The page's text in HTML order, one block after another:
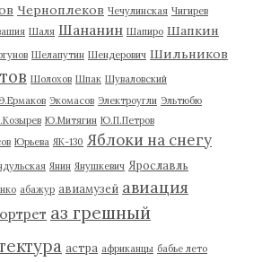
Черноплеков Чечулинская Чигирев
Шаля Шананин Шапиро Шапкин
Шелапутин Шендерович Шильников
Шолохов Шпак Шуваловский
Экомасов Электроугли Эльтюбю
Ю.Митягин Ю.П.Петров
Юрьева ЯК-130 Яблоки на снегу
Янин Янушкевич Ярославль
абажур авиамузей авиация
аз грешный
астра африканцы бабье лето